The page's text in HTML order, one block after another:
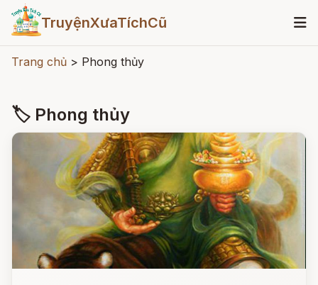
TruyệnXưaTíchCũ
Trang chủ > Phong thủy
🏷 Phong thủy